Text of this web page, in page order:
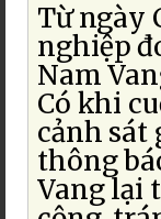
Từ ngày
nghiệp
Nam
Có khi
cảnh sát
thông
Vang lại